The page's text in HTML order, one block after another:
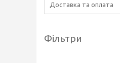
Доставка та оплата
Фільтри